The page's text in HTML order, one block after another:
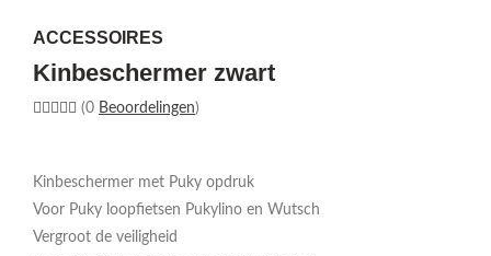
ACCESSOIRES
Kinbeschermer zwart
(0 Beoordelingen)
Kinbeschermer met Puky opdruk
Voor Puky loopfietsen Pukylino en Wutsch
Vergroot de veiligheid